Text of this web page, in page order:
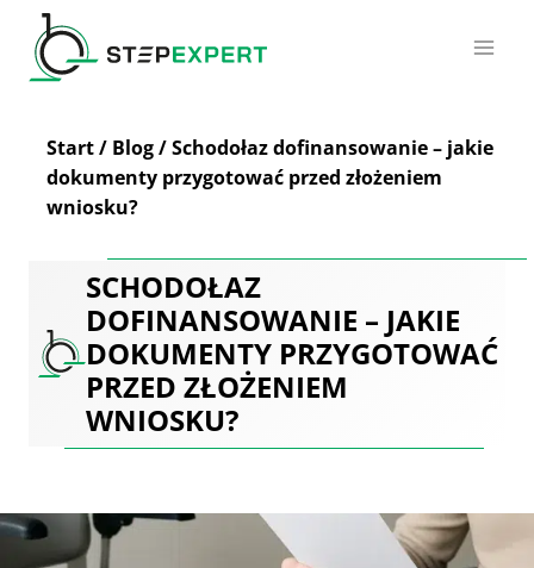
Przejdź
treści
Start/ Blog/Schodołaz dofinansowanie – jakie
dokumenty przygotować przed złożeniem
wniosku?
SCHODOŁAZ
DOFINANSOWANIE – JAKIE
DOKUMENTY PRZYGOTOWAĆ
PRZED ZŁOŻENIEM
WNIOSKU?